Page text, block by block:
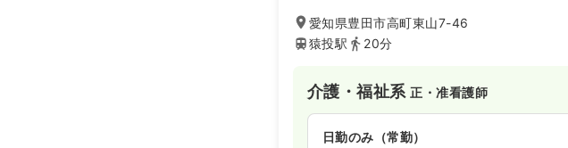
愛知県豊田市高町東山7-46
猿投駅
20分
介護・福祉系正・准看護師
日勤のみ（常勤）